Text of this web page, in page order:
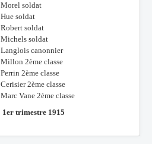
Morel soldat
Hue soldat
Robert soldat
Michels soldat
Langlois canonnier
Millon 2ème classe
Perrin 2ème classe
Cerisier 2ème classe
Marc Vane 2ème classe
1er trimestre 1915